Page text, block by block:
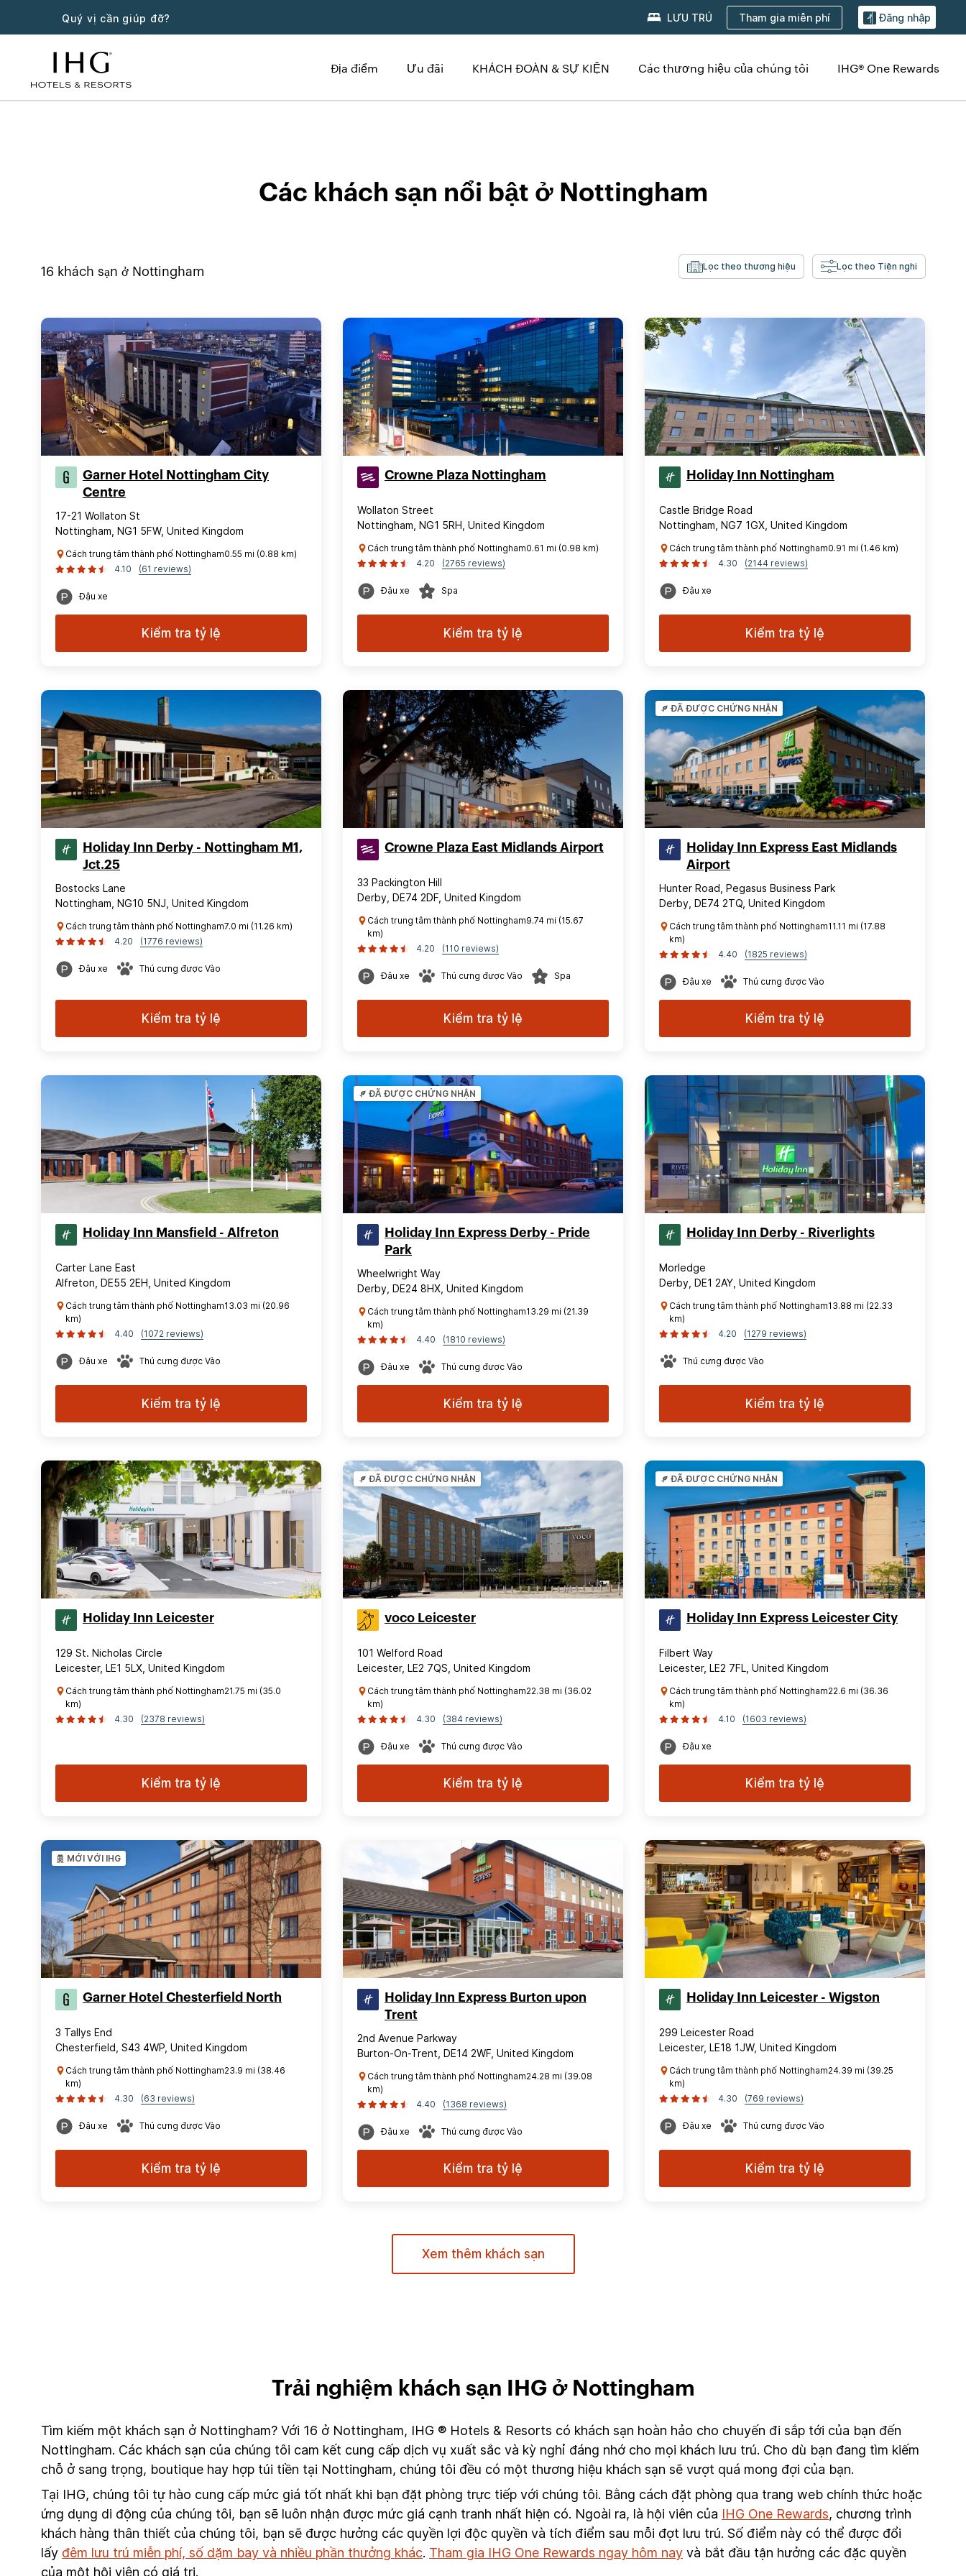
Quý vị cần giúp đỡ? LƯU TRÚ Tham gia miễn phí Đăng nhập
Địa điểm Ưu đãi KHÁCH ĐOÀN & SỰ KIỆN Các thương hiệu của chúng tôi IHG® One Rewards
Các khách sạn nổi bật ở Nottingham
16 khách sạn ở Nottingham Lọc theo thương hiệu Lọc theo Tiện nghi
Garner Hotel Nottingham City
Centre
17-21 Wollaton St
Nottingham, NG1 5FW, United Kingdom
Cách trung tâm thành phố Nottingham0.55 mi (0.88 km)
4.10
(61 reviews)
Đậu xe
Kiểm tra tỷ lệ
Crowne Plaza Nottingham
Wollaton Street
Nottingham, NG1 5RH, United Kingdom
Cách trung tâm thành phố Nottingham0.61 mi (0.98 km)
4.20
(2765 reviews)
Đậu xe Spa
Kiểm tra tỷ lệ
Holiday Inn Nottingham
Castle Bridge Road
Nottingham, NG7 1GX, United Kingdom
Cách trung tâm thành phố Nottingham0.91 mi (1.46 km)
4.30
(2144 reviews)
Đậu xe
Kiểm tra tỷ lệ
Holiday Inn Derby - Nottingham M1,
Jct.25
Bostocks Lane
Nottingham, NG10 5NJ, United Kingdom
Cách trung tâm thành phố Nottingham7.0 mi (11.26 km)
4.20
(1776 reviews)
Đậu xe Thú cưng được Vào
Kiểm tra tỷ lệ
Crowne Plaza East Midlands Airport
33 Packington Hill
Derby, DE74 2DF, United Kingdom
Cách trung tâm thành phố Nottingham9.74 mi (15.67
km)
4.20
(110 reviews)
Đậu xe Thú cưng được Vào Spa
Kiểm tra tỷ lệ
ĐÃ ĐƯỢC CHỨNG NHẬN
Holiday Inn Express East Midlands
Airport
Hunter Road, Pegasus Business Park
Derby, DE74 2TQ, United Kingdom
Cách trung tâm thành phố Nottingham11.11 mi (17.88
km)
4.40
(1825 reviews)
Đậu xe Thú cưng được Vào
Kiểm tra tỷ lệ
Holiday Inn Mansfield - Alfreton
Carter Lane East
Alfreton, DE55 2EH, United Kingdom
Cách trung tâm thành phố Nottingham13.03 mi (20.96
km)
4.40
(1072 reviews)
Đậu xe Thú cưng được Vào
Kiểm tra tỷ lệ
ĐÃ ĐƯỢC CHỨNG NHẬN
Holiday Inn Express Derby - Pride
Park
Wheelwright Way
Derby, DE24 8HX, United Kingdom
Cách trung tâm thành phố Nottingham13.29 mi (21.39
km)
4.40
(1810 reviews)
Đậu xe Thú cưng được Vào
Kiểm tra tỷ lệ
Holiday Inn Derby - Riverlights
Morledge
Derby, DE1 2AY, United Kingdom
Cách trung tâm thành phố Nottingham13.88 mi (22.33
km)
4.20
(1279 reviews)
Thú cưng được Vào
Kiểm tra tỷ lệ
Holiday Inn Leicester
129 St. Nicholas Circle
Leicester, LE1 5LX, United Kingdom
Cách trung tâm thành phố Nottingham21.75 mi (35.0
km)
4.30
(2378 reviews)
Kiểm tra tỷ lệ
ĐÃ ĐƯỢC CHỨNG NHẬN
voco Leicester
101 Welford Road
Leicester, LE2 7QS, United Kingdom
Cách trung tâm thành phố Nottingham22.38 mi (36.02
km)
4.30
(384 reviews)
Đậu xe Thú cưng được Vào
Kiểm tra tỷ lệ
ĐÃ ĐƯỢC CHỨNG NHẬN
Holiday Inn Express Leicester City
Filbert Way
Leicester, LE2 7FL, United Kingdom
Cách trung tâm thành phố Nottingham22.6 mi (36.36
km)
4.10
(1603 reviews)
Đậu xe
Kiểm tra tỷ lệ
MỚI VỚI IHG
Garner Hotel Chesterfield North
3 Tallys End
Chesterfield, S43 4WP, United Kingdom
Cách trung tâm thành phố Nottingham23.9 mi (38.46
km)
4.30
(63 reviews)
Đậu xe Thú cưng được Vào
Kiểm tra tỷ lệ
Holiday Inn Express Burton upon
Trent
2nd Avenue Parkway
Burton-On-Trent, DE14 2WF, United Kingdom
Cách trung tâm thành phố Nottingham24.28 mi (39.08
km)
4.40
(1368 reviews)
Đậu xe Thú cưng được Vào
Kiểm tra tỷ lệ
Holiday Inn Leicester - Wigston
299 Leicester Road
Leicester, LE18 1JW, United Kingdom
Cách trung tâm thành phố Nottingham24.39 mi (39.25
km)
4.30
(769 reviews)
Đậu xe Thú cưng được Vào
Kiểm tra tỷ lệ
Xem thêm khách sạn
Trải nghiệm khách sạn IHG ở Nottingham
Tìm kiếm một khách sạn ở Nottingham? Với 16 ở Nottingham, IHG ® Hotels & Resorts có khách sạn hoàn hảo cho chuyến đi sắp tới của bạn đến
Nottingham. Các khách sạn của chúng tôi cam kết cung cấp dịch vụ xuất sắc và kỳ nghỉ đáng nhớ cho mọi khách lưu trú. Cho dù bạn đang tìm kiếm
chỗ ở sang trọng, boutique hay hợp túi tiền tại Nottingham, chúng tôi đều có một thương hiệu khách sạn sẽ vượt quá mong đợi của bạn.
Tại IHG, chúng tôi tự hào cung cấp mức giá tốt nhất khi bạn đặt phòng trực tiếp với chúng tôi. Bằng cách đặt phòng qua trang web chính thức hoặc
ứng dụng di động của chúng tôi, bạn sẽ luôn nhận được mức giá cạnh tranh nhất hiện có. Ngoài ra, là hội viên của IHG One Rewards, chương trình
khách hàng thân thiết của chúng tôi, bạn sẽ được hưởng các quyền lợi độc quyền và tích điểm sau mỗi đợt lưu trú. Số điểm này có thể được đổi
lấy đêm lưu trú miễn phí, số dặm bay và nhiều phần thưởng khác. Tham gia IHG One Rewards ngay hôm nay và bắt đầu tận hưởng các đặc quyền
của một hội viên có giá trị.